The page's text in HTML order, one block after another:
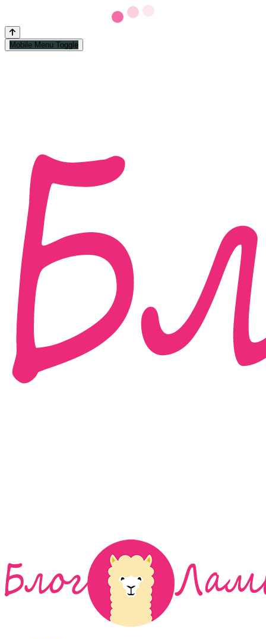
Mobile Menu Toggle